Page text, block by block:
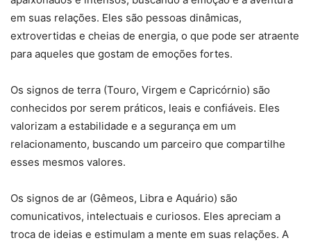
em suas relações. Eles são pessoas dinâmicas,
extrovertidas e cheias de energia, o que pode ser atraente
para aqueles que gostam de emoções fortes.
Os signos de terra (Touro, Virgem e Capricórnio) são
conhecidos por serem práticos, leais e confiáveis. Eles
valorizam a estabilidade e a segurança em um
relacionamento, buscando um parceiro que compartilhe
esses mesmos valores.
Os signos de ar (Gêmeos, Libra e Aquário) são
comunicativos, intelectuais e curiosos. Eles apreciam a
troca de ideias e estimulam a mente em suas relações. A